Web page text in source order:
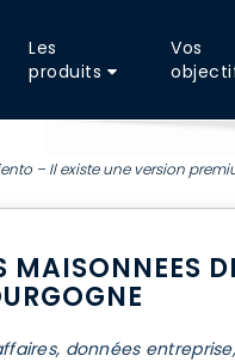
Les
produits
Vos
– Il existe une version
MAISONNEES
données